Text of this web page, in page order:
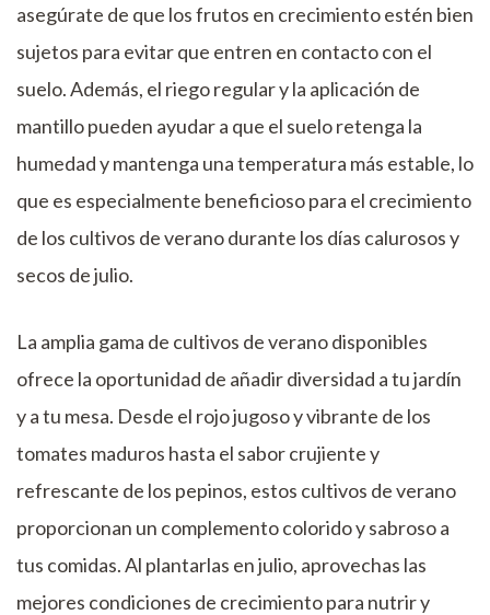
asegúrate de que los frutos en crecimiento estén bien
sujetos para evitar que entren en contacto con el
suelo. Además, el riego regular y la aplicación de
mantillo pueden ayudar a que el suelo retenga la
humedad y mantenga una temperatura más estable, lo
que es especialmente beneficioso para el crecimiento
de los cultivos de verano durante los días calurosos y
secos de julio.
La amplia gama de cultivos de verano disponibles
ofrece la oportunidad de añadir diversidad a tu jardín
y a tu mesa. Desde el rojo jugoso y vibrante de los
tomates maduros hasta el sabor crujiente y
refrescante de los pepinos, estos cultivos de verano
proporcionan un complemento colorido y sabroso a
tus comidas. Al plantarlas en julio, aprovechas las
mejores condiciones de crecimiento para nutrir y